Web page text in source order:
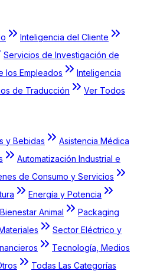
Inteligencia del Cliente
Servicios de Investigación de
los Empleados
Inteligencia
de Traducción
Ver Todos
y Bebidas
Asistencia Médica
Automatización Industrial e
de Consumo y Servicios
Energía y Potencia
Animal
Packaging
Sector Eléctrico y
Tecnología, Medios
Todas Las Categorías